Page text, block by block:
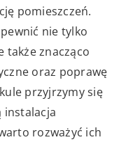
pomieszczeń.
nie tylko
także znacząco
oraz poprawę
przyjrzymy się
instalacja
rozważyć ich